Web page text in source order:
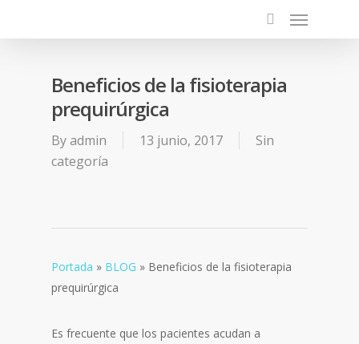
Beneficios de la fisioterapia
prequirúrgica
Byadmin 13 junio, 2017
Sin
categoría
Portada » BLOG » Beneficios de la fisioterapia
prequirúrgica
Es frecuente que los pacientes acudan a